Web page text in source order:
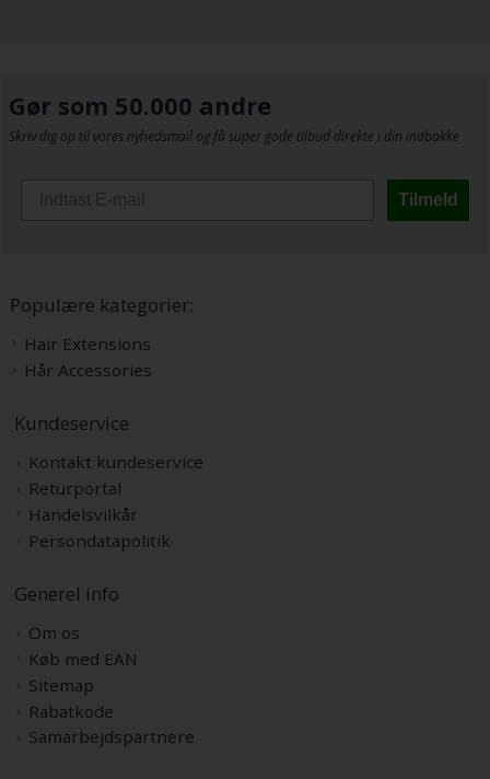
Gør som 50.000 andre
Skriv dig op til vores nyhedsmail og få super gode tilbud direkte i din indbakke
Tilmeld
Populære kategorier:
Hair Extensions
Hår Accessories
Kundeservice
Kontakt kundeservice
Returportal
Handelsvilkår
Persondatapolitik
Generel info
Om os
Køb med EAN
Sitemap
Rabatkode
Samarbejdspartnere